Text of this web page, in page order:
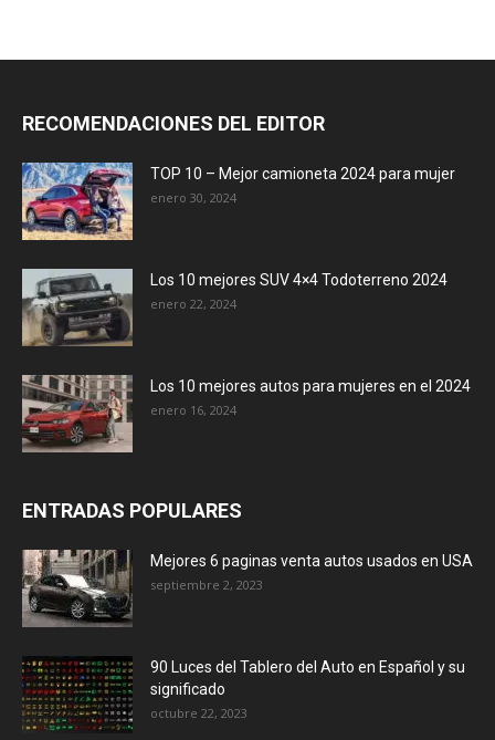
RECOMENDACIONES DEL EDITOR
TOP 10 – Mejor camioneta 2024 para mujer
enero 30, 2024
Los 10 mejores SUV 4×4 Todoterreno 2024
enero 22, 2024
Los 10 mejores autos para mujeres en el 2024
enero 16, 2024
ENTRADAS POPULARES
Mejores 6 paginas venta autos usados en USA
septiembre 2, 2023
90 Luces del Tablero del Auto en Español y su
significado
octubre 22, 2023